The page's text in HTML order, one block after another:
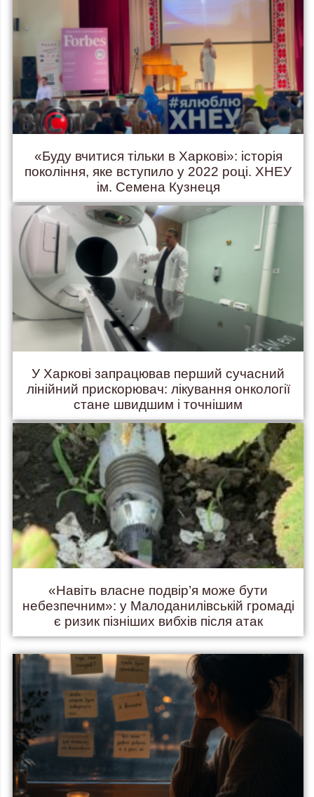
«Буду вчитися тільки в Харкові»: історія
покоління, яке вступило у 2022 році. ХНЕУ
ім. Семена Кузнеця
У Харкові запрацював перший сучасний
лінійний прискорювач: лікування онкології
стане швидшим і точнішим
«Навіть власне подвір’я може бути
небезпечним»: у Малоданилівській громаді
є ризик пізніших вибхів після атак